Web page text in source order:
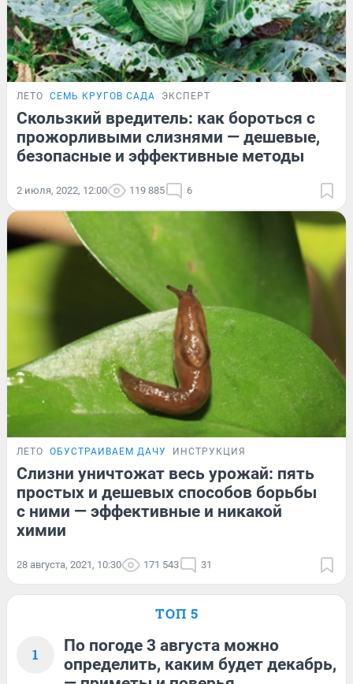
ЛЕТО СЕМЬ КРУГОВ САДА ЭКСПЕРТ
Скользкий вредитель: как бороться с
прожорливыми слизнями — дешевые,
безопасные и эффективные методы
2 июля, 2022, 12:00 119 885 6
ЛЕТО ОБУСТРАИВАЕМ ДАЧУ ИНСТРУКЦИЯ
Слизни уничтожат весь урожай: пять
простых и дешевых способов борьбы
с ними — эффективные и никакой
химии
28 августа, 2021, 10:30 171 543 31
ТОП 5
1
По погоде 3 августа можно
определить, каким будет декабрь,